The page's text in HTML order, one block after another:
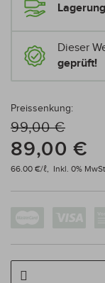
Dieser
geprüft!
Preissenkung:
99,00 €
89,00 €
Inkl. 0% MwSt.,
66.00 €/ℓ,